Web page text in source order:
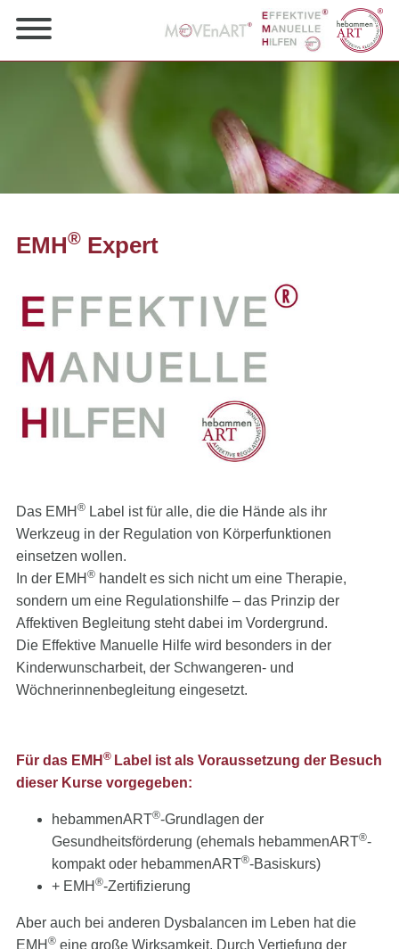
EMH® Expert
Das EMH ® Label ist für alle, die die Hände als ihr
Werkzeug in der Regulation von Körperfunktionen
einsetzen wollen.
In der EMH ® handelt es sich nicht um eine Therapie,
sondern um eine Regulationshilfe – das Prinzip der
Affektiven Begleitung steht dabei im Vordergrund.
Die Effektive Manuelle Hilfe wird besonders in der
Kinderwunscharbeit, der Schwangeren- und
Wöchnerinnenbegleitung eingesetzt.
Für das EMH ® Label ist als Voraussetzung der Besuch
dieser Kurse vorgegeben:
hebammenART®-Grundlagen der
Gesundheitsförderung (ehemals hebammenART®-
kompakt oder hebammenART®-Basiskurs)
+ EMH ®-Zertifizierung
Aber auch bei anderen Dysbalancen im Leben hat die
EMH ® eine große Wirksamkeit. Durch Vertiefung der